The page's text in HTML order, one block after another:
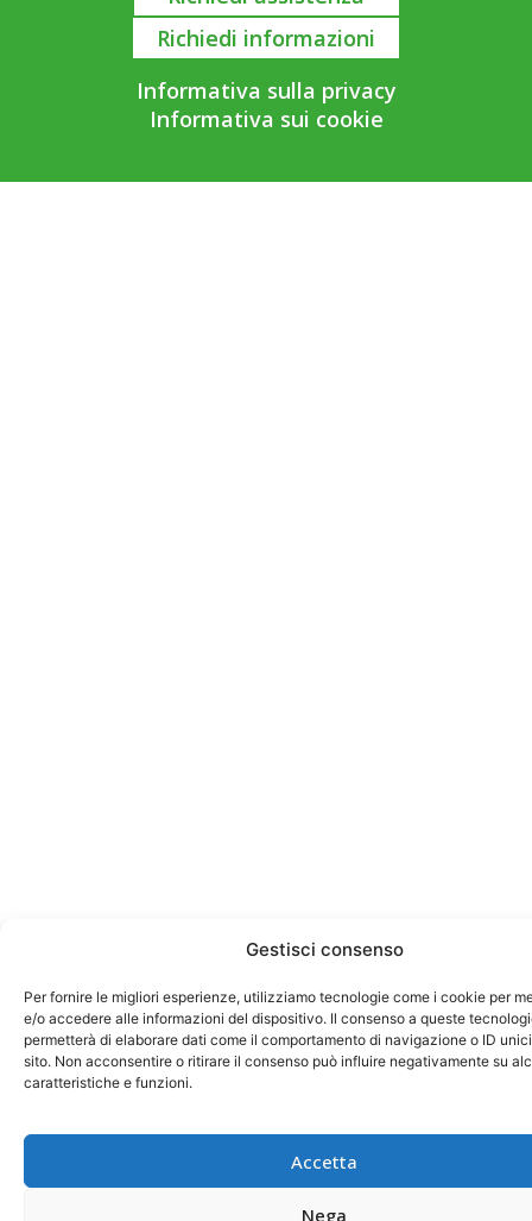
Gestisci consenso
Per fornire le migliori esperienze, utilizziamo tecnologie come i cookie per
e/o accedere alle informazioni del dispositivo. Il consenso a queste
permetterà di elaborare dati come il comportamento di navigazione o ID
sito. Non acconsentire o ritirare il consenso può influire negativamente su
caratteristiche e funzioni.
Accetta
Nega
Richiedi informazioni
Informativa sulla privacy
Informativa sui cookie